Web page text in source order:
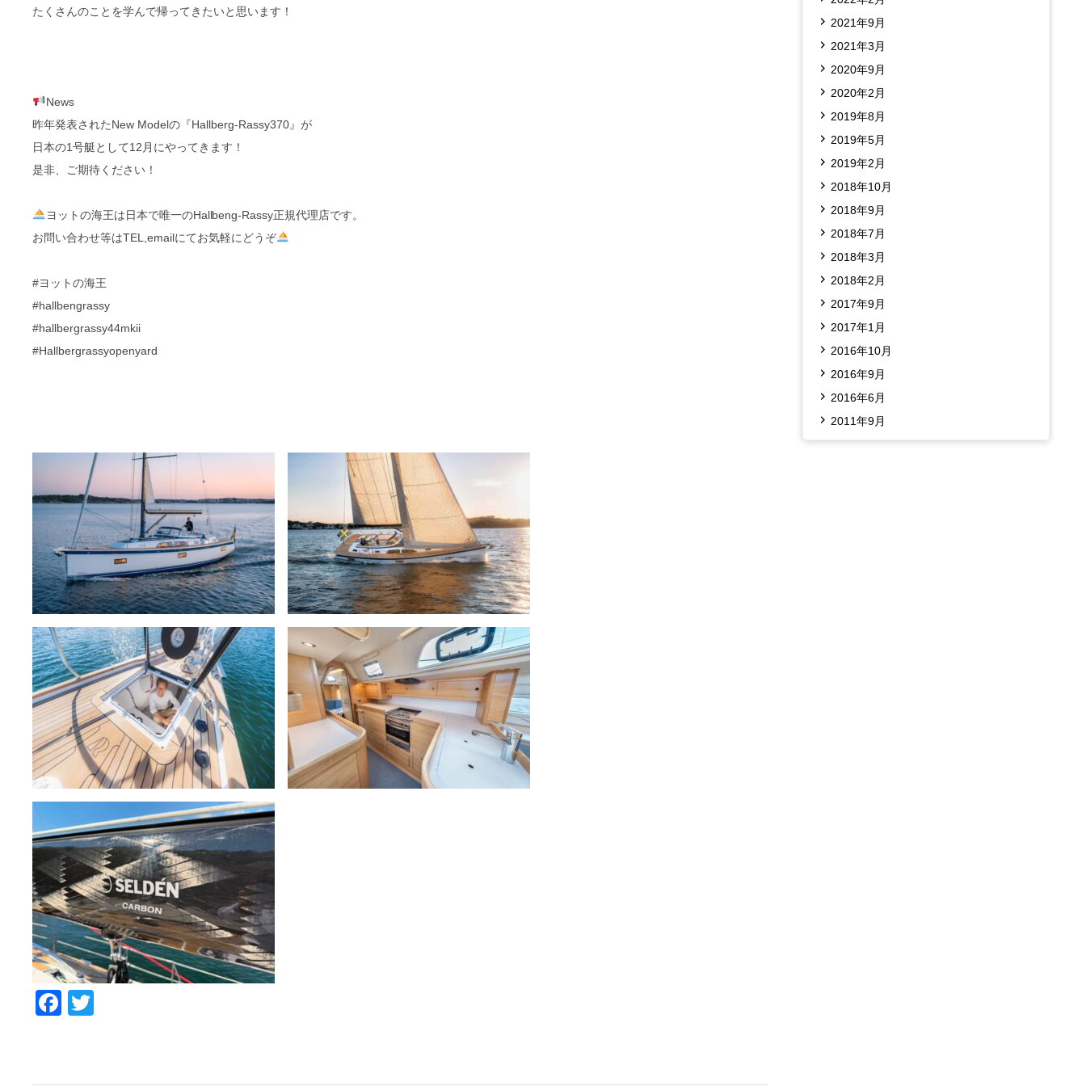
たくさんのことを学んで帰ってきたいと思います！
News
昨年発表されたNew Modelの『Hallberg-Rassy370』が
日本の1号艇として12月にやってきます！
是非、ご期待ください！
ヨットの海王は日本で唯一のHallbeng-Rassy正規代理店です。
お問い合わせ等はTEL,emailにてお気軽にどうぞ
#ヨットの海王
#hallbengrassy
#hallbergrassy44mkii
#Hallbergrassyopenyard
Facebook
2021年9月
2021年3月
2020年9月
2020年2月
2019年8月
2019年5月
2019年2月
2018年10月
2018年9月
2018年7月
2018年3月
2018年2月
2017年9月
2017年1月
2016年10月
2016年9月
2016年6月
2011年9月